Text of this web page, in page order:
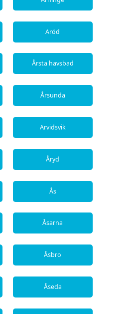
Aröd
Årsta havsbad
Årsunda
Arvidsvik
Åryd
Ås
Åsarna
Åsbro
Åseda